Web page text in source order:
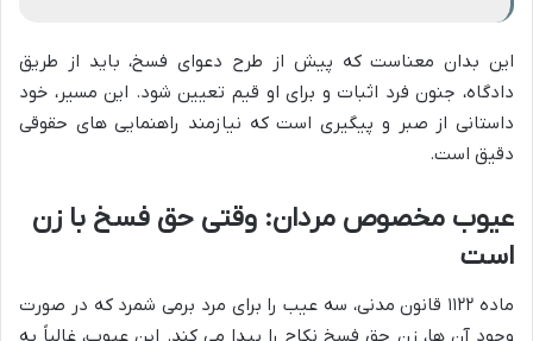
این بدان معناست که پیش از طرح دعوای فسخ، باید از طریق
دادگاه، جنون فرد اثبات و برای او قیم تعیین شود. این مسیر، خود
داستانی از صبر و پیگیری است که نیازمند راهنمایی های حقوقی
دقیق است.
عیوب مخصوص مردان: وقتی حق فسخ با زن
است
ماده ۱۱۲۲ قانون مدنی، سه عیب را برای مرد برمی شمرد که در صورت
وجود آن ها، زن حق فسخ نکاح را پیدا می کند. این عیوب، غالباً به